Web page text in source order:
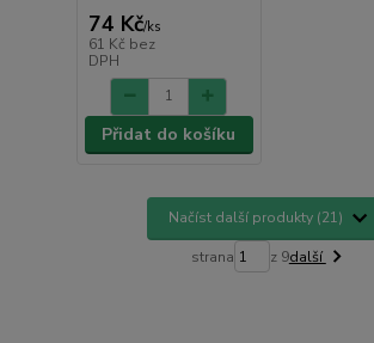
74 Kč/ks
61 Kč bez
DPH
Přidat do košíku
Načíst další produkty (21)
strana z 9další